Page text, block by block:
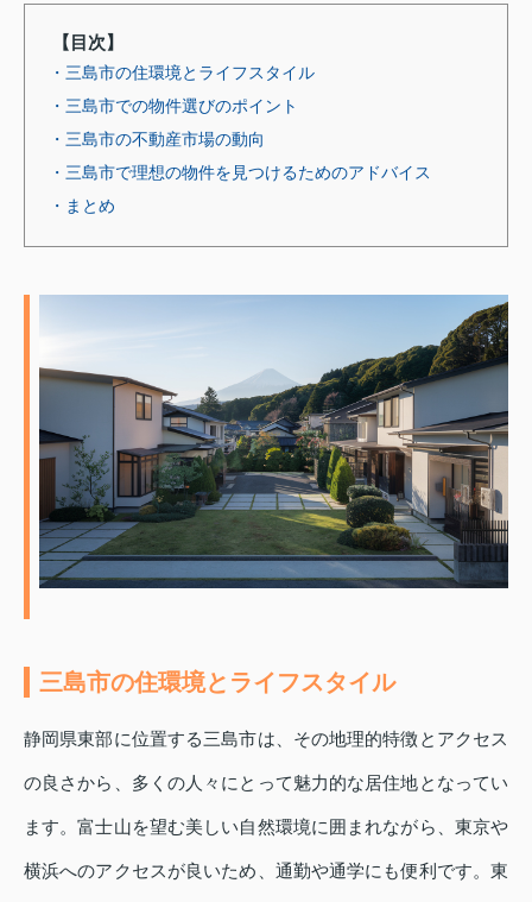
【目次】
・三島市の住環境とライフスタイル
・三島市での物件選びのポイント
・三島市の不動産市場の動向
・三島市で理想の物件を見つけるためのアドバイス
・まとめ
三島市の住環境とライフスタイル
静岡県東部に位置する三島市は、その地理的特徴とアクセス
の良さから、多くの人々にとって魅力的な居住地となってい
ます。富士山を望む美しい自然環境に囲まれながら、東京や
横浜へのアクセスが良いため、通勤や通学にも便利です。東